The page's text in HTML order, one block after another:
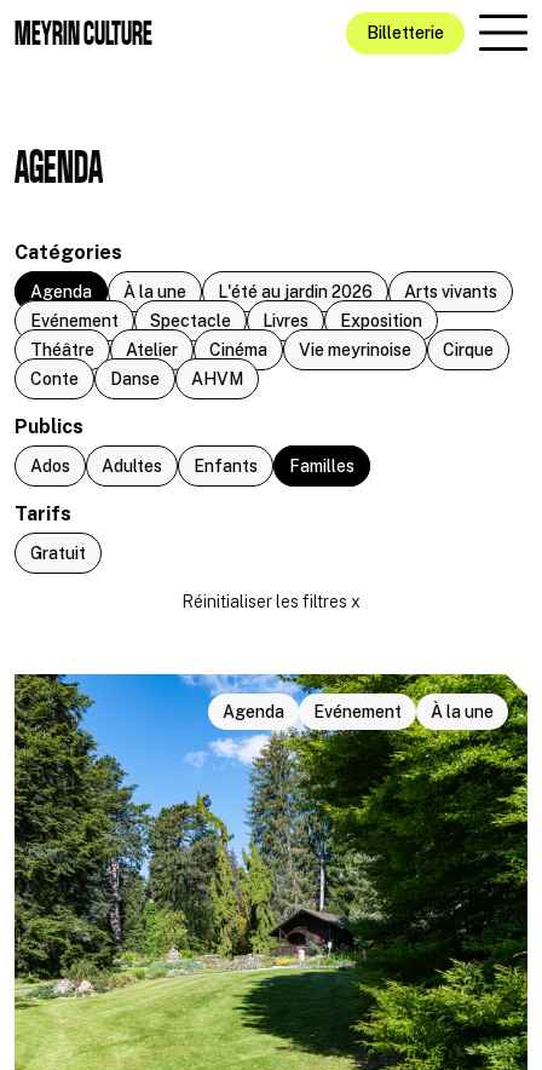
MEYRIN CULTURE Billetterie
AGENDA
Catégories
Agenda À la une L'été au jardin 2026
Arts vivants
Evénement
Spectacle Livres
Exposition
Théâtre
Atelier Cinéma Vie meyrinoise
Cirque
Conte
Danse AHVM
Publics
Ados Adultes Enfants Familles
Tarifs
Gratuit
Agenda Evénement À la une